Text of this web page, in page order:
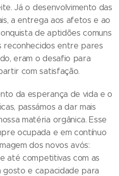
Já o desenvolvimento das
a entrega aos afetos e ao
de aptidões comuns
reconhecidos entre pares
eram o desafio para
com satisfação.
da esperança de vida e o
passámos a dar mais
matéria orgânica. Esse
ocupada e em contínuo
dos novos avós:
até competitivas com as
gosto e capacidade para